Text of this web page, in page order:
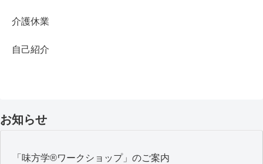
介護休業
自己紹介
お知らせ
「味方学®ワークショップ」のご案内